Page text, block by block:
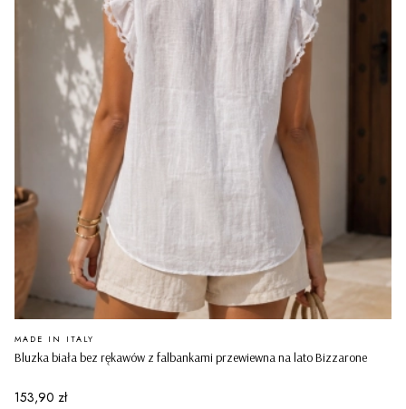
Bluzka biała bez rękawów z falbankami przewiewna na lato Bizzarone
PRODUCENT
MADE IN ITALY
Cena
153,90 zł